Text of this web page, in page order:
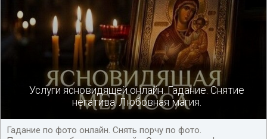
Услуги ясновидящей онлайн. Гадание. Снятие
негатива. Любовная магия.
Гадание по фото онлайн. Снять порчу по фото.